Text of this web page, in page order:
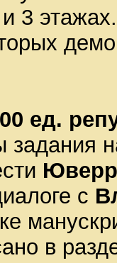
3 этажах.
ед.
задания
с
в